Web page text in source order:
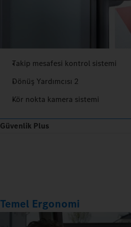
Takip mesafesi kontrol sistemi
Dönüş Yardımcısı 2
Kör nokta kamera sistemi
Güvenlik Plus
Temel Ergonomi